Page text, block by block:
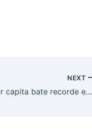
NEXT
Renda per capita bate recorde em 2024 e desigualdade atinge menor nível desde 2012, mostra IBGE